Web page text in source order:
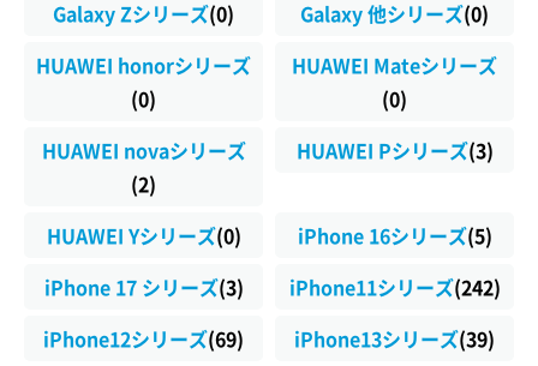
Galaxy Zシリーズ(0) Galaxy 他シリーズ(0)
HUAWEI honorシリーズ
(0)
HUAWEI Mateシリーズ
(0)
HUAWEI novaシリーズ
(2)
HUAWEI Pシリーズ(3)
HUAWEI Yシリーズ(0) iPhone 16シリーズ(5)
iPhone 17 シリーズ(3) iPhone11シリーズ(242)
iPhone12シリーズ(69) iPhone13シリーズ(39)